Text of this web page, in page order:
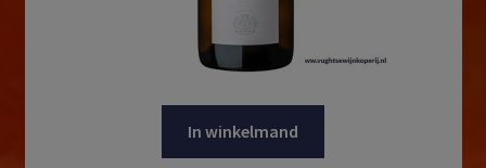
In winkelmand